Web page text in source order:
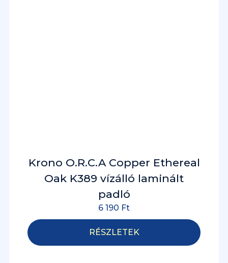
Krono O.R.C.A Copper Ethereal
Oak K389 vízálló laminált
padló
6 190 Ft
RÉSZLETEK